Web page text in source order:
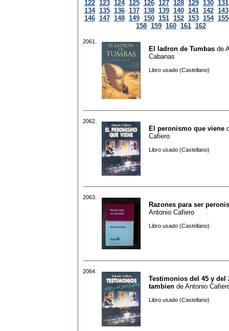
122 123 124 125 126 127 128 129 130 131
134 135 136 137 138 139 140 141 142 143
146 147 148 149 150 151 152 153 154 155
158 159 160 161 162
2061.
El ladron de Tumbas de
Cabanas
Libro usado (Castellano)
2062.
El peronismo que viene
Cafiero
Libro usado (Castellano)
2063.
Razones para ser
Antonio Cafiero
Libro usado (Castellano)
2064.
Testimonios del 45 y del
tambien de Antonio
Libro usado (Castellano)